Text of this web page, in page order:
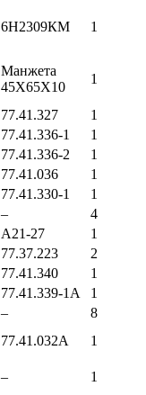
6Н2309КМ 1
Манжета
45Х65Х10
1
77.41.327
1
77.41.336-1
1
77.41.336-2
1
77.41.036
1
77.41.330-1
1
–
4
А21-27
1
77.37.223
2
77.41.340
1
77.41.339-1А
1
–
8
77.41.032А 1
–
1